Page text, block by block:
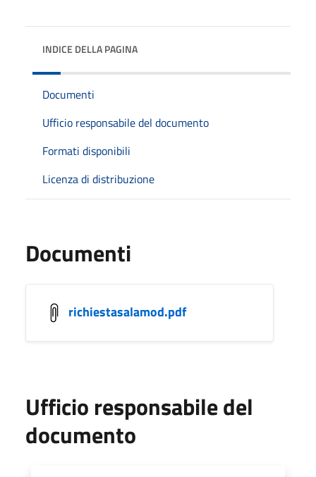
INDICE DELLA PAGINA
Documenti
Ufficio responsabile del documento
Formati disponibili
Licenza di distribuzione
Documenti
richiestasalamod.pdf
Ufficio responsabile del
documento